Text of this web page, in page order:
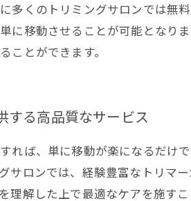
多くのトリミングサロンでは無
に移動させることが可能となり
ことができます。
する高品質なサービス
れば、単に移動が楽になるだけ
サロンでは、経験豊富なトリマ
理解した上で最適なケアを施す